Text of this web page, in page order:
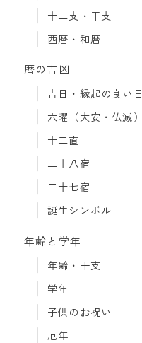
十二支・干支
西暦・和暦
暦の吉凶
吉日・縁起の良い日
六曜（大安・仏滅）
十二直
二十八宿
二十七宿
誕生シンボル
年齢と学年
年齢・干支
学年
子供のお祝い
厄年